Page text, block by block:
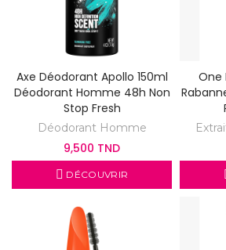
Axe Déodorant Apollo 150ml
Déodorant Homme 48h Non
Stop Fresh
Déodorant Homme
9,500 TND
DÉCOUVRIR
One